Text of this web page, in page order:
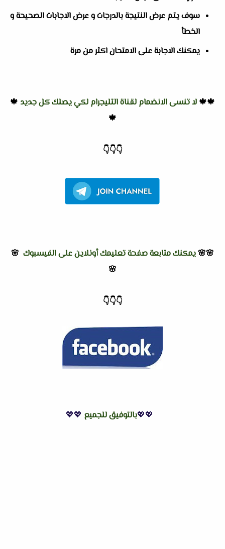
سوف يتم عرض النتيجة بالدرجات و عرض الاجابات الصحيحة و
الخطأ
يمكنك الاجابة على الامتحان اكثر من مرة
🍁🍁 لا تنسى الانضمام لقناة التليجرام لكي يصلك كل جديد 🍁
🍁
👇
👇
👇
🌸🌸 يمكنك متابعة صفحة تعليمك أونلاين على الفيسبوك 🌸
🌸
👇
👇
👇
💖💖بالتوفيق للجميع 💖💖